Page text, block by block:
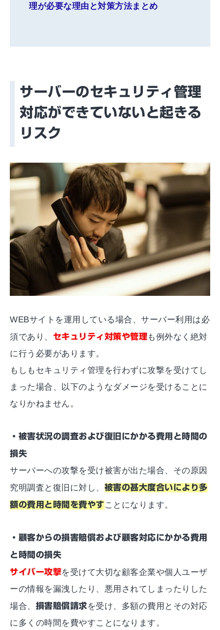
理が必要な理由と対策方法まとめ
サーバーのセキュリティ管理
対応ができていないと起きる
リスク
WEBサイトを運用している場合、サーバー利用は必
須であり、
セキュリティ対策や管理も例外なく絶対
に行う必要があります。
もしもセキュリティ管理を行わずに攻撃を受けてし
まった場合、以下のようなダメージを受けることに
なりかねません。
・被害状況の調査および復旧にかかる費用と時間の
損失
サーバーへの攻撃を受け被害が出た場合、その原因
究明調査と復旧に対し、 被害の甚大度合いにより多
額の費用と時間を費やす ことになります。
・顧客からの損害賠償および顧客対応にかかる費用
と時間の損失
サイバー攻撃を受けて大切な顧客企業や個人ユーザ
ーの情報を漏洩したり、悪用されてしまったりした
場合、 損害賠償請求を受け、多額の費用とその対応
に多くの時間を費やすことになります。